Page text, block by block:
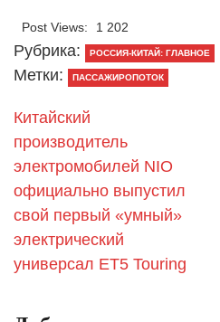
Post Views: 1 202
Рубрика: РОССИЯ-КИТАЙ: ГЛАВНОЕ
Метки: ПАССАЖИРОПОТОК
Китайский
производитель
электромобилей NIO
официально выпустил
свой первый «умный»
электрический
универсал ET5 Touring